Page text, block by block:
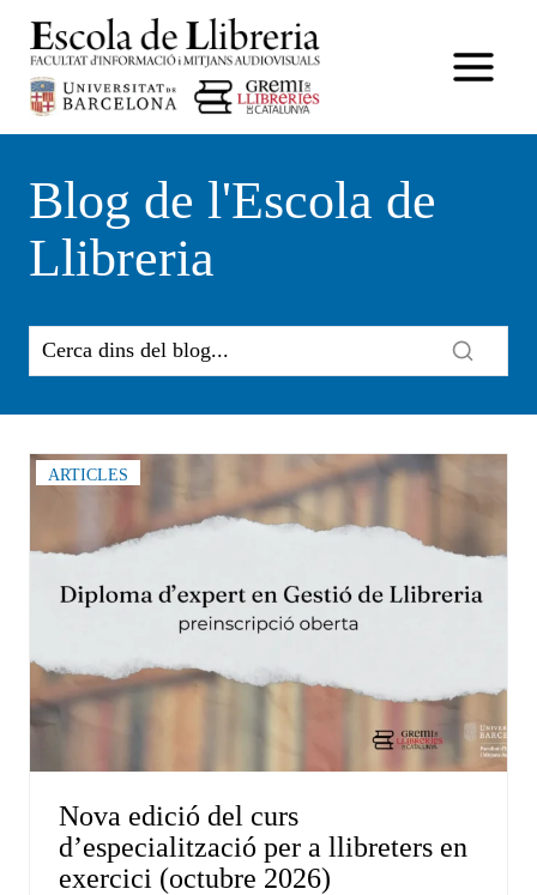
contingut
Blog de l'Escola de
Llibreria
ARTICLES
Nova edició del curs
d’especialització per a llibreters en
exercici (octubre 2026)